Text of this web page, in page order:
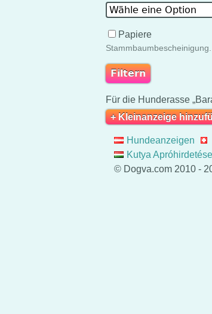
Wähle eine Option
Papiere
Stammbaumbescheinigung.
Für die Hunderasse
+ Kleinanzeige
Hundeanzeigen
Kutya
© Dogva.com 2010 -